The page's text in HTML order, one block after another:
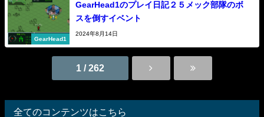
GearHead1
GearHead1のプレイ日記２５メック部隊のボ
スを倒すイベント
2024年8月14日
1 / 262
全てのコンテンツはこちら